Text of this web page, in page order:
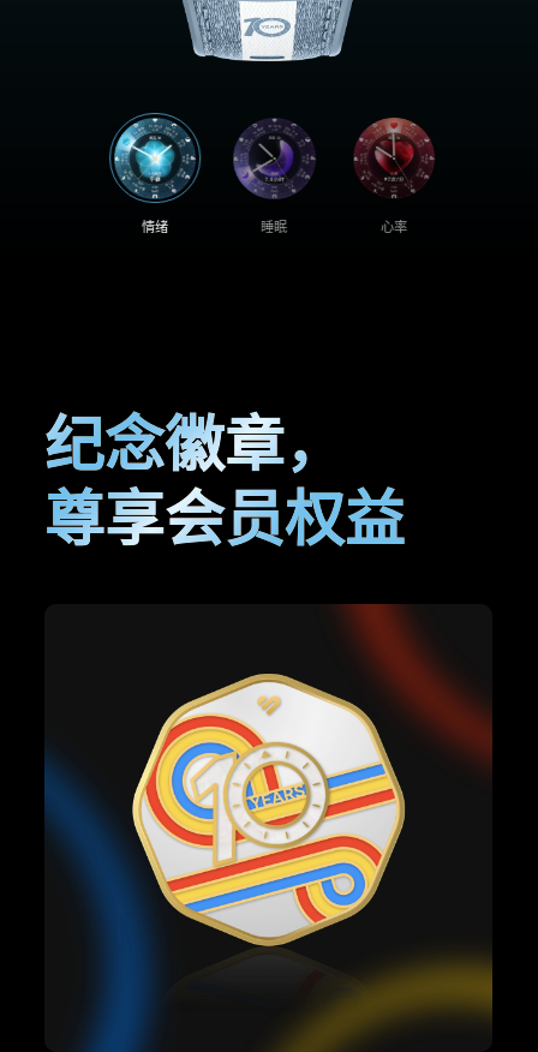
情绪 睡眠 心率
纪念徽章，
尊享会员权益